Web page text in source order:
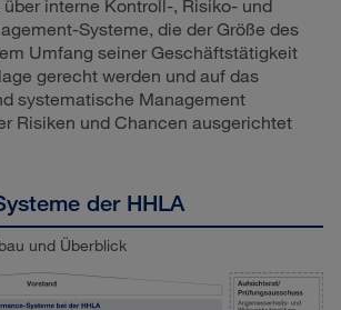
interne Kontroll-, Risiko- und
Systeme, die der Größe des
Umfang seiner Geschäftstätigkeit
gerecht werden und auf das
systematische Management
Risiken und Chancen ausgerichtet
der HHLA
und Überblick